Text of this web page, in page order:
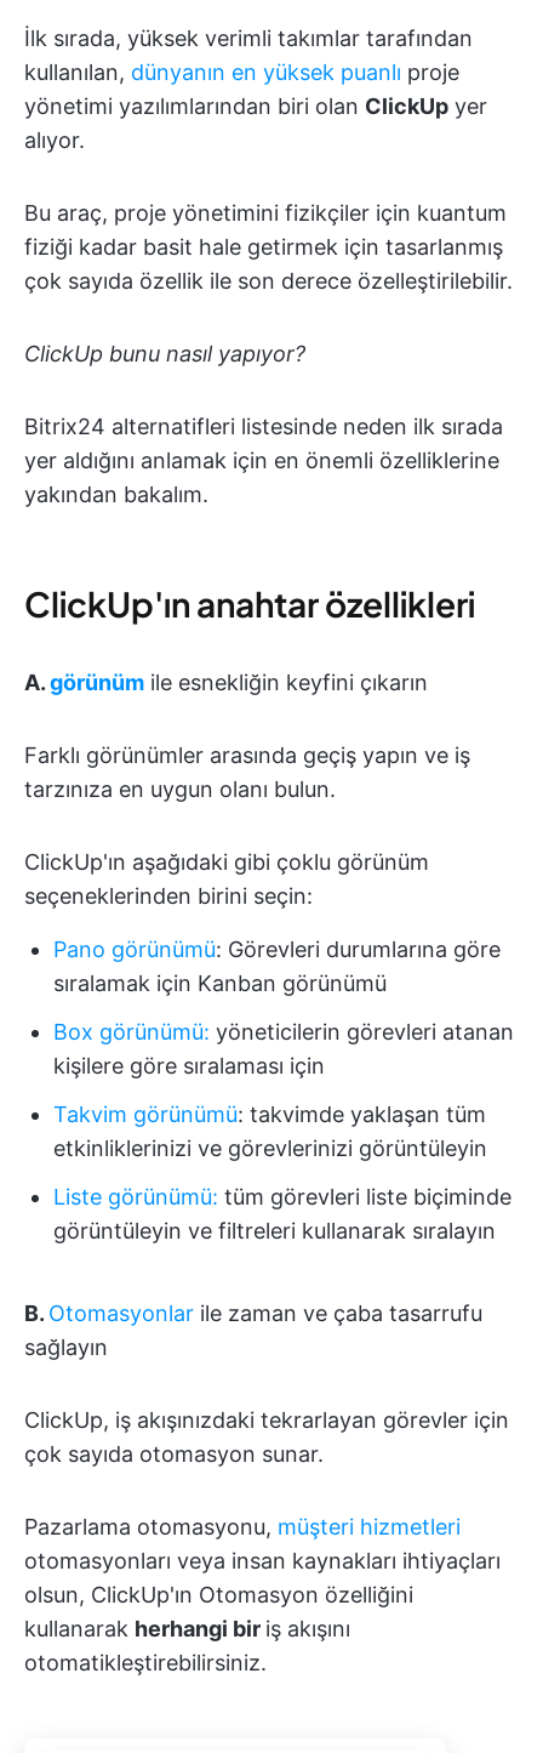
İlk sırada, yüksek verimli takımlar tarafından
kullanılan, dünyanın en yüksek puanlı proje
yönetimi yazılımlarından biri olan ClickUp yer
alıyor.
Bu araç, proje yönetimini fizikçiler için kuantum
fiziği kadar basit hale getirmek için tasarlanmış
çok sayıda özellik ile son derece özelleştirilebilir.
ClickUp bunu nasıl yapıyor?
Bitrix24 alternatifleri listesinde neden ilk sırada
yer aldığını anlamak için en önemli özelliklerine
yakından bakalım.
ClickUp'ın anahtar özellikleri
A.görünüm ile esnekliğin keyfini çıkarın
Farklı görünümler arasında geçiş yapın ve iş
tarzınıza en uygun olanı bulun.
ClickUp'ın aşağıdaki gibi çoklu görünüm
seçeneklerinden birini seçin:
Pano görünümü: Görevleri durumlarına göre
sıralamak için Kanban görünümü
Box görünümü: yöneticilerin görevleri atanan
kişilere göre sıralaması için
Takvim görünümü: takvimde yaklaşan tüm
etkinliklerinizi ve görevlerinizi görüntüleyin
Liste görünümü: tüm görevleri liste biçiminde
görüntüleyin ve filtreleri kullanarak sıralayın
B. Otomasyonlar ile zaman ve çaba tasarrufu
sağlayın
ClickUp, iş akışınızdaki tekrarlayan görevler için
çok sayıda otomasyon sunar.
Pazarlama otomasyonu, müşteri hizmetleri
otomasyonları veya insan kaynakları ihtiyaçları
olsun, ClickUp'ın Otomasyon özelliğini
kullanarak herhangi bir iş akışını
otomatikleştirebilirsiniz.